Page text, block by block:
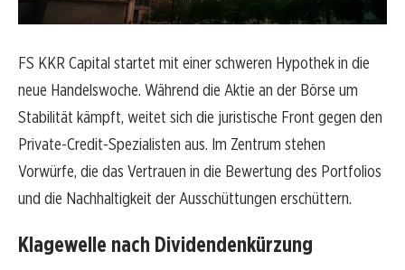
FS KKR Capital startet mit einer schweren Hypothek in die
neue Handelswoche. Während die Aktie an der Börse um
Stabilität kämpft, weitet sich die juristische Front gegen den
Private-Credit-Spezialisten aus. Im Zentrum stehen
Vorwürfe, die das Vertrauen in die Bewertung des Portfolios
und die Nachhaltigkeit der Ausschüttungen erschüttern.
Klagewelle nach Dividendenkürzung